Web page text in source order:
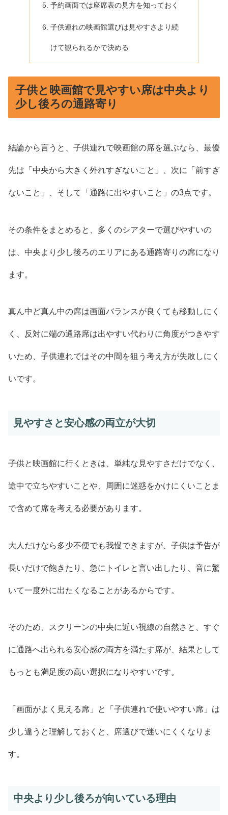
予約画面では座席表の見方を知っておく
子供連れの映画館選びは見やすさより続
けて観られるかで決める
子供と映画館で見やすい席は中央より
少し後ろの通路寄り
結論から言うと、子供連れで映画館の席を選ぶなら、最優
先は「中央から大きく外れすぎないこと」、次に「前すぎ
ないこと」、そして「通路に出やすいこと」の3点です。
その条件をまとめると、多くのシアターで選びやすいの
は、中央より少し後ろのエリアにある通路寄りの席になり
ます。
真ん中ど真ん中の席は画面バランスが良くても移動しにく
く、反対に端の通路席は出やすい代わりに角度がつきやす
いため、子供連れではその中間を狙う考え方が失敗しにく
いです。
見やすさと安心感の両立が大切
子供と映画館に行くときは、単純な見やすさだけでなく、
途中で立ちやすいことや、周囲に迷惑をかけにくいことま
で含めて席を考える必要があります。
大人だけなら多少不便でも我慢できますが、子供は予告が
長いだけで飽きたり、急にトイレと言い出したり、音に驚
いて一度外に出たくなることがあるからです。
そのため、スクリーンの中央に近い視線の自然さと、すぐ
に通路へ出られる安心感の両方を満たす席が、結果として
もっとも満足度の高い選択になりやすいです。
「画面がよく見える席」と「子供連れで使いやすい席」は
少し違うと理解しておくと、席選びで迷いにくくなりま
す。
中央より少し後ろが向いている理由